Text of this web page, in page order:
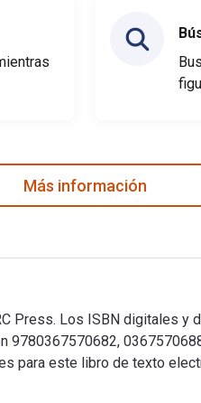
Más información
Press. Los ISBN digitales
para este libro de texto